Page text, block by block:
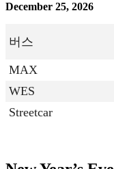
December 25, 2026
버스
MAX
WES
Streetcar